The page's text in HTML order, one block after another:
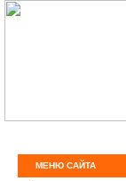
МЕНЮ САЙТА